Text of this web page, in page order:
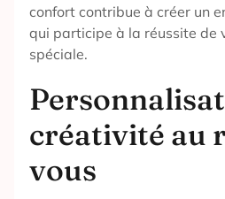
confort contribue à créer un
qui participe à la réussite de
spéciale.
créativité au
vous